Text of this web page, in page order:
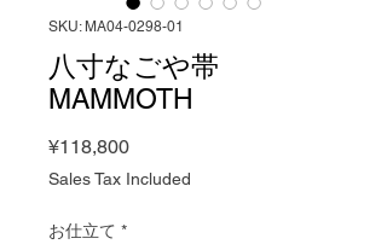
SKU: MA04-0298-01
八寸なごや帯
MAMMOTH
¥118,800Price
Sales Tax Included
お仕立て *